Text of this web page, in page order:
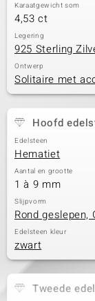
Karaatgewicht som
4,53 ct
Legering
925 Sterling
Ontwerp
Solitaire met
Hoofd
Edelsteen
Hematiet
Aantal en grootte
1 à 9 mm
Slijpvorm
Rond geslepen,
Edelsteen kleur
zwart
Tweede